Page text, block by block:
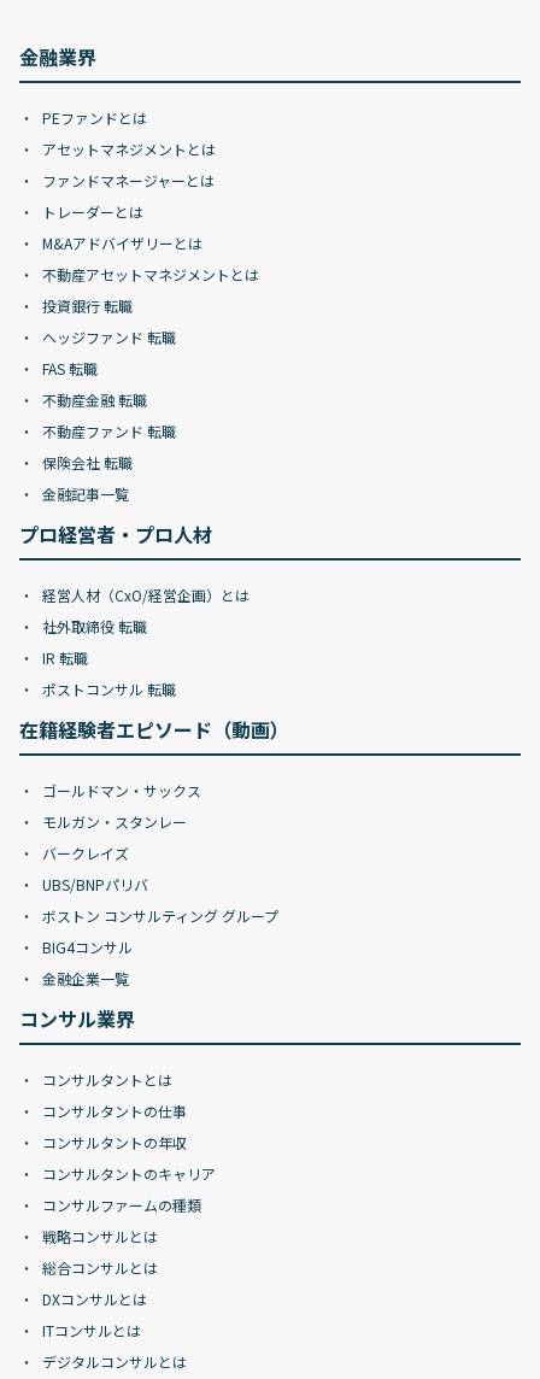
金融業界
PEファンドとは
アセットマネジメントとは
ファンドマネージャーとは
トレーダーとは
M&Aアドバイザリーとは
不動産アセットマネジメントとは
投資銀行 転職
ヘッジファンド 転職
FAS 転職
不動産金融 転職
不動産ファンド 転職
保険会社 転職
金融記事一覧
プロ経営者・プロ人材
経営人材（CxO/経営企画）とは
社外取締役 転職
IR 転職
ポストコンサル 転職
在籍経験者エピソード（動画）
ゴールドマン・サックス
モルガン・スタンレー
バークレイズ
UBS/BNPパリバ
ボストン コンサルティング グループ
BIG4コンサル
金融企業一覧
コンサル業界
コンサルタントとは
コンサルタントの仕事
コンサルタントの年収
コンサルタントのキャリア
コンサルファームの種類
戦略コンサルとは
総合コンサルとは
DXコンサルとは
ITコンサルとは
デジタルコンサルとは